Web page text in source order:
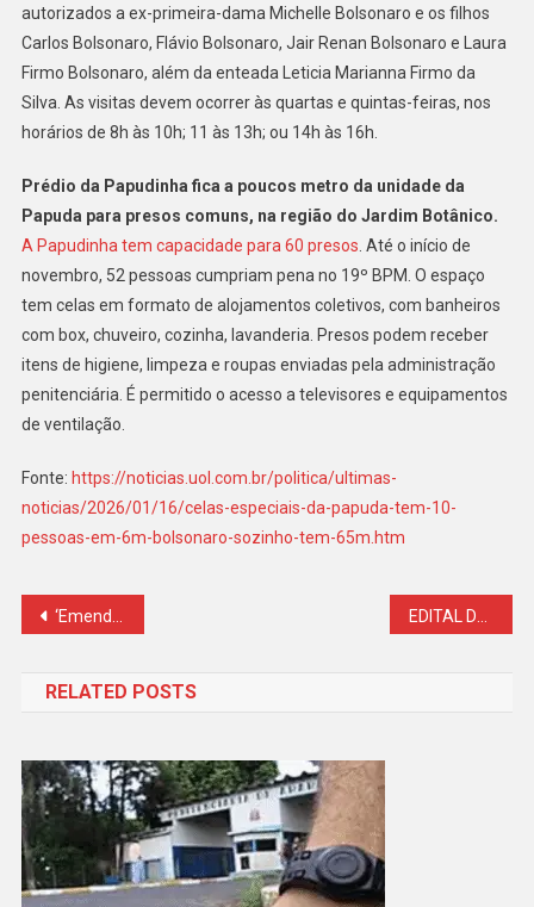
autorizados a ex-primeira-dama Michelle Bolsonaro e os filhos
Carlos Bolsonaro, Flávio Bolsonaro, Jair Renan Bolsonaro e Laura
Firmo Bolsonaro, além da enteada Leticia Marianna Firmo da
Silva. As visitas devem ocorrer às quartas e quintas-feiras, nos
horários de 8h às 10h; 11 às 13h; ou 14h às 16h.
Prédio da Papudinha fica a poucos metro da unidade da
Papuda para presos comuns, na região do Jardim Botânico.
A Papudinha tem capacidade para 60 presos. Até o início de
novembro, 52 pessoas cumpriam pena no 19º BPM. O espaço
tem celas em formato de alojamentos coletivos, com banheiros
com box, chuveiro, cozinha, lavanderia. Presos podem receber
itens de higiene, limpeza e roupas enviadas pela administração
penitenciária. É permitido o acesso a televisores e equipamentos
de ventilação.
Fonte: https://noticias.uol.com.br/politica/ultimas-
noticias/2026/01/16/celas-especiais-da-papuda-tem-10-
pessoas-em-6m-bolsonaro-sozinho-tem-65m.htm
Navegação
Post
‘Emenda família’ une esquerda, direita e Centrão e inclui ONGs que subcontratam parentes de sócios EDITAL DE CONVOCAÇÃO DAS ELEIÇÕES GERAIS DO SINDICATO DOS AGENTES PENITENCIÁRIOS DO PARANÁ – SINDARSPEN – QUADRIÊNIO 2026-2030
RELATED POSTS